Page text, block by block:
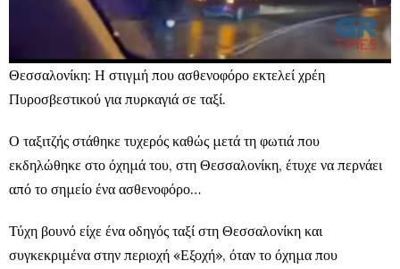
Θεσσαλονίκη: Η στιγμή που ασθενοφόρο εκτελεί χρέη
Πυροσβεστικού για πυρκαγιά σε ταξί.
Ο ταξιτζής στάθηκε τυχερός καθώς μετά τη φωτιά που
εκδηλώθηκε στο όχημά του, στη Θεσσαλονίκη, έτυχε να περνάει
από το σημείο ένα ασθενοφόρο…
Τύχη βουνό είχε ένα οδηγός ταξί στη Θεσσαλονίκη και
συγκεκριμένα στην περιοχή «Εξοχή», όταν το όχημα που